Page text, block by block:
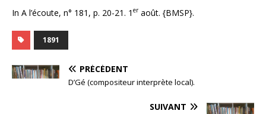
In A l’écoute, n° 181, p. 20-21. 1 eraoût. {BMSP}.
1891
PRÉCÉDENT
D’Gé (compositeur interprète local).
SUIVANT